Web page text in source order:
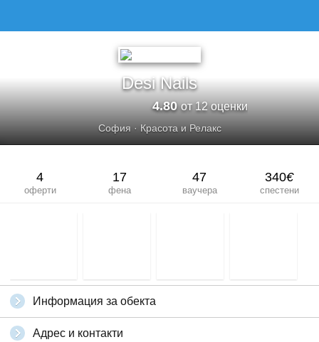
Desi Nails
4.80от 12 оценки
София· Красота и Релакс
4
оферти
17
фена
47
ваучера
340€
спестени
Информация за обекта
Адрес и контакти